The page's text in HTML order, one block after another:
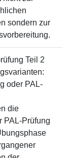
sondern zur
Teil 2
oder PAL-
die
PAL-Prüfung